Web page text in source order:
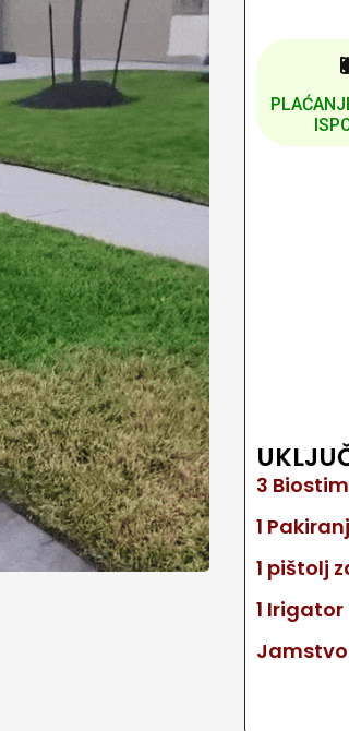
3
1
1 pištolj
1 Irigator